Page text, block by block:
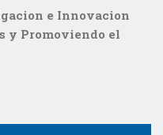
e Innovacion
y Promoviendo el